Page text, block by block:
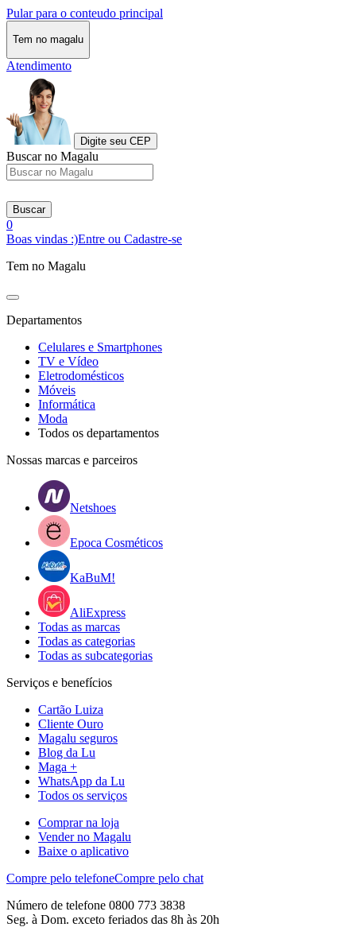
Pular para o conteudo principal
Tem no magalu
Atendimento
Digite seu CEP
Buscar no Magalu
Buscar
0
Boas vindas :)Entre ou Cadastre-se
Tem no Magalu
Departamentos
Celulares e Smartphones
TV e Vídeo
Eletrodomésticos
Móveis
Informática
Moda
Todos os departamentos
Nossas marcas e parceiros
Netshoes
Epoca Cosméticos
KaBuM!
AliExpress
Todas as marcas
Todas as categorias
Todas as subcategorias
Serviços e benefícios
Cartão Luiza
Cliente Ouro
Magalu seguros
Blog da Lu
Maga +
WhatsApp da Lu
Todos os serviços
Comprar na loja
Vender no Magalu
Baixe o aplicativo
Compre pelo telefoneCompre pelo chat
Número de telefone 0800 773 3838
Seg. à Dom. exceto feriados das 8h às 20h